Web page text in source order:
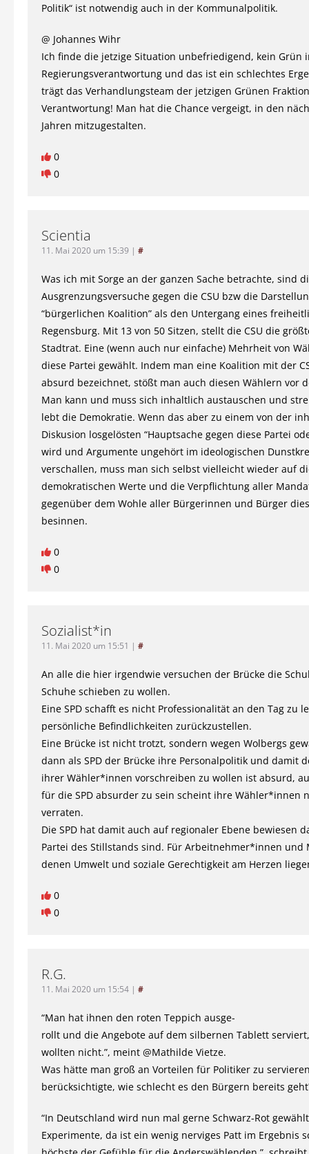
Politik“ ist notwendig auch in der Kommunalpolitik.
@ Johannes Wihr
Ich finde die jetzige Situation unbefriedigend, kein Grün
Regierungsverantwortung und das ist ein schlechtes
trägt das Verhandlungsteam der jetzigen Grünen
Verantwortung! Man hat die Chance vergeigt, in den
Jahren mitzugestalten.
0
0
Scientia
11. Mai 2020 um 15:39 | #
Was ich mit Sorge an der ganzen Sache betrachte, sind
Ausgrenzungsversuche gegen die CSU bzw die
“bürgerlichen Koalition” als den Untergang eines
Regensburg. Mit 13 von 50 Sitzen, stellt die CSU die
Stadtrat. Eine (wenn auch nur einfache) Mehrheit von
diese Partei gewählt. Indem man eine Koalition mit der
absurd bezeichnet, stößt man auch diesen Wählern vor
Man kann und muss sich inhaltlich austauschen und
lebt die Demokratie. Wenn das aber zu einem von der
Diskusion losgelösten “Hauptsache gegen diese Partei
wird und Argumente ungehört im ideologischen
verschallen, muss man sich selbst vielleicht wieder auf
demokratischen Werte und die Verpflichtung aller
gegenüber dem Wohle aller Bürgerinnen und Bürger
besinnen.
0
0
Sozialist*in
11. Mai 2020 um 15:51 | #
An alle die hier irgendwie versuchen der Brücke die
Schuhe schieben zu wollen.
Eine SPD schafft es nicht Professionalität an den Tag zu
persönliche Befindlichkeiten zurückzustellen.
Eine Brücke ist nicht trotzt, sondern wegen Wolbergs
dann als SPD der Brücke ihre Personalpolitik und damit
ihrer Wähler*innen vorschreiben zu wollen ist absurd,
für die SPD absurder zu sein scheint ihre Wähler*innen
verraten.
Die SPD hat damit auch auf regionaler Ebene bewiesen
Partei des Stillstands sind. Für Arbeitnehmer*innen und
denen Umwelt und soziale Gerechtigkeit am Herzen
0
0
R.G.
11. Mai 2020 um 15:54 | #
“Man hat ihnen den roten Teppich ausge-
rollt und die Angebote auf dem silbernen Tablett
wollten nicht.”, meint @Mathilde Vietze.
Was hätte man groß an Vorteilen für Politiker zu
berücksichtigte, wie schlecht es den Bürgern bereits
“In Deutschland wird nun mal gerne Schwarz-Rot
Experimente, da ist ein wenig nerviges Patt im Ergebnis